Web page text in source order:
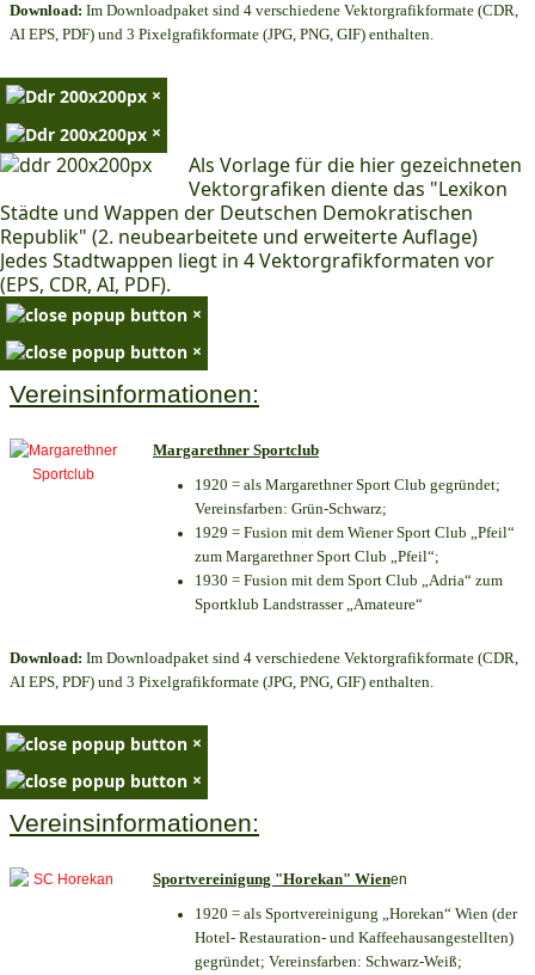
Download: Im Downloadpaket sind 4 verschiedene Vektorgrafikformate (CDR,
AI EPS, PDF) und 3 Pixelgrafikformate (JPG, PNG, GIF) enthalten.
×
×
Als Vorlage für die hier gezeichneten
Vektorgrafiken diente das "Lexikon
Städte und Wappen der Deutschen Demokratischen
Republik" (2. neubearbeitete und erweiterte Auflage)
Jedes Stadtwappen liegt in 4 Vektorgrafikformaten vor
(EPS, CDR, AI, PDF).
×
×
Vereinsinformationen:
Margarethner Sportclub
1920 = als Margarethner Sport Club gegründet;
Vereinsfarben: Grün-Schwarz;
1929 = Fusion mit dem Wiener Sport Club „Pfeil“
zum Margarethner Sport Club „Pfeil“;
1930 = Fusion mit dem Sport Club „Adria“ zum
Sportklub Landstrasser „Amateure“
Download: Im Downloadpaket sind 4 verschiedene Vektorgrafikformate (CDR,
AI EPS, PDF) und 3 Pixelgrafikformate (JPG, PNG, GIF) enthalten.
×
×
Vereinsinformationen:
Sportvereinigung "Horekan" Wienen
1920 = als Sportvereinigung „Horekan“ Wien (der
Hotel- Restauration- und Kaffeehausangestellten)
gegründet; Vereinsfarben: Schwarz-Weiß;